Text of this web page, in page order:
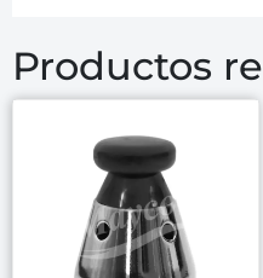
Productos